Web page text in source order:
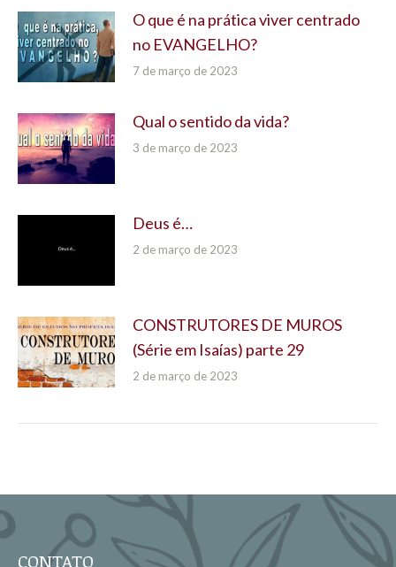
O que é na prática viver centrado
no EVANGELHO?
7 de março de 2023
Qual o sentido da vida?
3 de março de 2023
Deus é…
2 de março de 2023
CONSTRUTORES DE MUROS
(Série em Isaías) parte 29
2 de março de 2023
CONTATO